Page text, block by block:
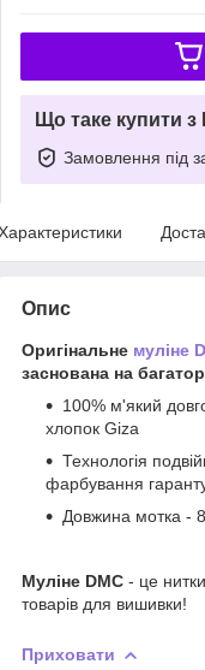
Що таке купити
Замовлення під
Опис
Оригінальне муліне
заснована на
100% м'який
хлопок Giza
Технологія
фарбування
Довжина мотка -
Муліне DMC - це
товарів для вишивки!
Приховати